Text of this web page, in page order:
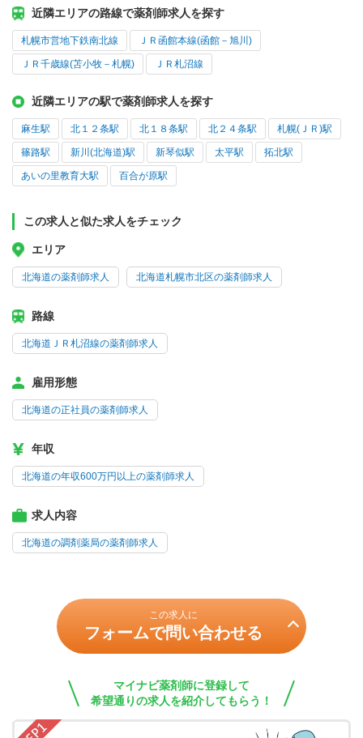
近隣エリアの路線で薬剤師求人を探す
札幌市営地下鉄南北線 ＪＲ函館本線(函館－旭川)
ＪＲ千歳線(苫小牧－札幌) ＪＲ札沼線
近隣エリアの駅で薬剤師求人を探す
麻生駅 北１２条駅 北１８条駅 北２４条駅 札幌(ＪＲ)駅
篠路駅 新川(北海道)駅 新琴似駅 太平駅 拓北駅
あいの里教育大駅 百合が原駅
この求人と似た求人をチェック
エリア
北海道の薬剤師求人 北海道札幌市北区の薬剤師求人
路線
北海道ＪＲ札沼線の薬剤師求人
雇用形態
北海道の正社員の薬剤師求人
年収
北海道の年収600万円以上の薬剤師求人
求人内容
北海道の調剤薬局の薬剤師求人
この求人に
フォームで問い合わせる
マイナビ薬剤師に登録して
希望通りの求人を紹介してもらう！